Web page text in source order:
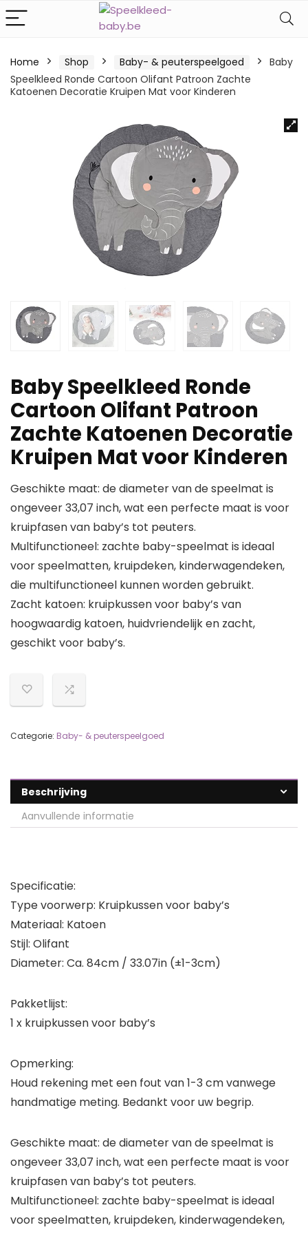
Home Shop Baby- & peuterspeelgoed
Baby
Speelkleed Ronde Cartoon Olifant Patroon Zachte
Katoenen Decoratie Kruipen Mat voor Kinderen
Baby Speelkleed Ronde
Cartoon Olifant Patroon
Zachte Katoenen Decoratie
Kruipen Mat voor Kinderen
Geschikte maat: de diameter van de speelmat is
ongeveer 33,07 inch, wat een perfecte maat is voor
kruipfasen van baby’s tot peuters.
Multifunctioneel: zachte baby-speelmat is ideaal
voor speelmatten, kruipdeken, kinderwagendeken,
die multifunctioneel kunnen worden gebruikt.
Zacht katoen: kruipkussen voor baby’s van
hoogwaardig katoen, huidvriendelijk en zacht,
geschikt voor baby’s.
Categorie: Baby- & peuterspeelgoed
Beschrijving
Aanvullende informatie
Specificatie:
Type voorwerp: Kruipkussen voor baby’s
Materiaal: Katoen
Stijl: Olifant
Diameter: Ca. 84cm / 33.07in (±1-3cm)
Pakketlijst:
1 x kruipkussen voor baby’s
Opmerking:
Houd rekening met een fout van 1-3 cm vanwege
handmatige meting. Bedankt voor uw begrip.
Geschikte maat: de diameter van de speelmat is
ongeveer 33,07 inch, wat een perfecte maat is voor
kruipfasen van baby’s tot peuters.
Multifunctioneel: zachte baby-speelmat is ideaal
voor speelmatten, kruipdeken, kinderwagendeken,